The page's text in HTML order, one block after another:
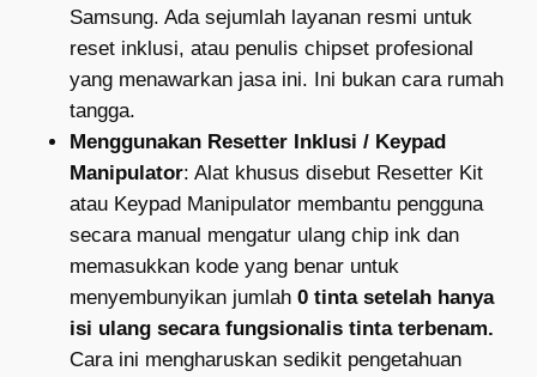
Samsung. Ada sejumlah layanan resmi untuk
reset inklusi, atau penulis chipset profesional
yang menawarkan jasa ini. Ini bukan cara rumah
tangga.
Menggunakan Resetter Inklusi / Keypad
Manipulator: Alat khusus disebut Resetter Kit
atau Keypad Manipulator membantu pengguna
secara manual mengatur ulang chip ink dan
memasukkan kode yang benar untuk
menyembunyikan jumlah 0 tinta setelah hanya
isi ulang secara fungsionalis tinta terbenam.
Cara ini mengharuskan sedikit pengetahuan